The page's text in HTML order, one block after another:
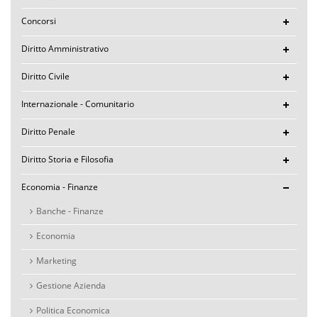
Concorsi
Diritto Amministrativo
Diritto Civile
Internazionale - Comunitario
Diritto Penale
Diritto Storia e Filosofia
Economia - Finanze
Banche - Finanze
Economia
Marketing
Gestione Azienda
Politica Economica